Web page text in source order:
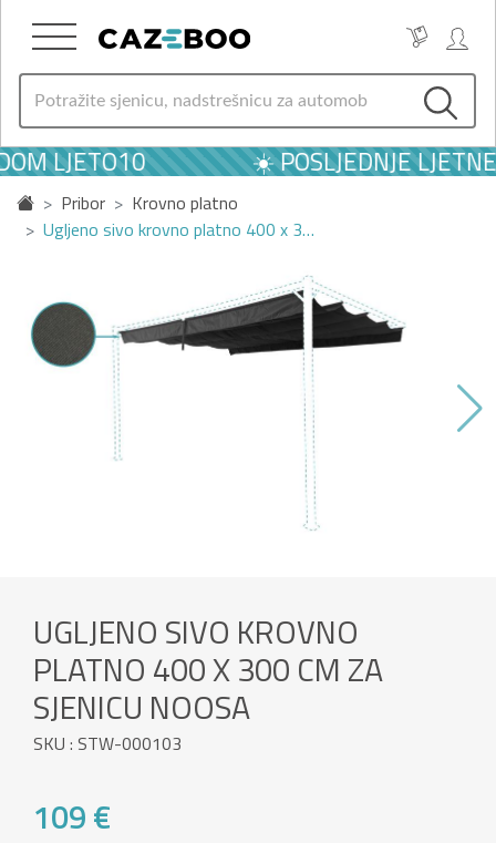
LJETO10 ☀️ POSLJEDNJE
Pribor
Krovno platno
Ugljeno sivo krovno platno 400 x 3…
UGLJENO SIVO KROVNO
PLATNO 400 X 300 CM ZA
SJENICU NOOSA
SKU : STW-000103
109 €